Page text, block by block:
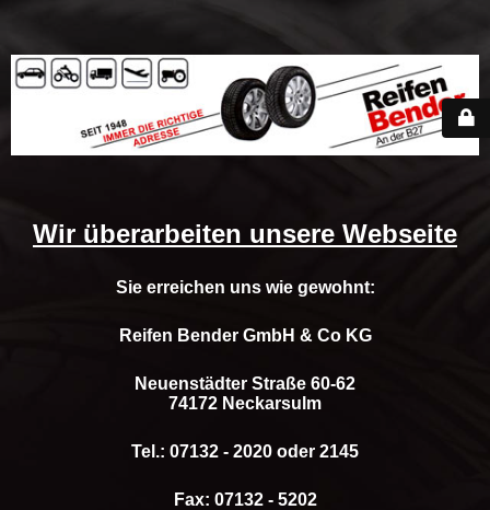
Wir überarbeiten unsere Webseite
Sie erreichen uns wie gewohnt:
Reifen Bender GmbH & Co KG
Neuenstädter Straße 60-62
74172 Neckarsulm
Tel.: 07132 - 2020 oder 2145
Fax: 07132 - 5202